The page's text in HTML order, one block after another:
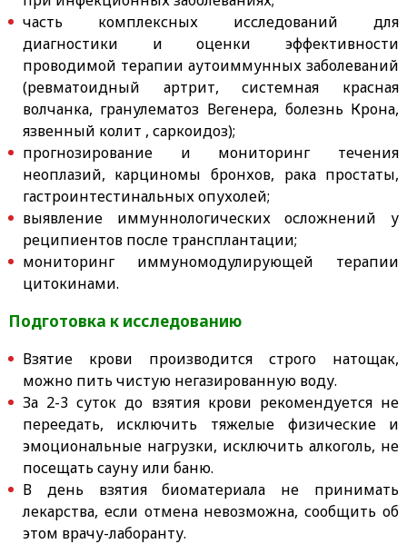
часть комплексных исследований для
диагностики и оценки эффективности
проводимой терапии аутоиммунных заболеваний
(ревматоидный артрит, системная красная
волчанка, гранулематоз Вегенера, болезнь Крона,
язвенный колит , саркоидоз);
прогнозирование и мониторинг течения
неоплазий, карциномы бронхов, рака простаты,
гастроинтестинальных опухолей;
выявление иммуннологических осложнений у
реципиентов после трансплантации;
мониторинг иммуномодулирующей терапии
цитокинами.
Подготовка к исследованию
Взятие крови производится строго натощак,
можно пить чистую негазированную воду.
За 2-3 суток до взятия крови рекомендуется не
переедать, исключить тяжелые физические и
эмоциональные нагрузки, исключить алкоголь, не
посещать сауну или баню.
В день взятия биоматериала не принимать
лекарства, если отмена невозможна, сообщить об
этом врачу-лаборанту.